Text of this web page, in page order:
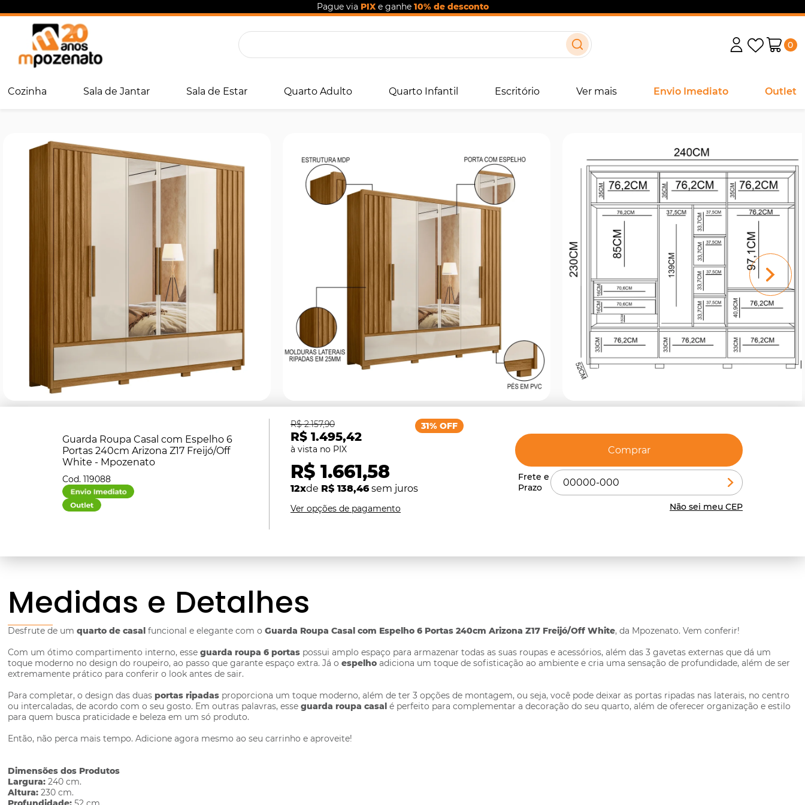
Pague via PIXe ganhe 10% de desconto
0
Cozinha Sala de Jantar Sala de Estar Quarto Adulto Quarto Infantil Escritório Ver mais Envio Imediato Outlet
Guarda Roupa Casal com Espelho 6
Portas 240cm Arizona Z17 Freijó/Off
White - Mpozenato
119088
R$ 1.495,42
R$ 2.157,90
R$ 1.661,58
12xde R$ 138,46 sem juros
31% OFF
Ver opções de pagamento
Comprar
Não sei meu CEP
Medidas e Detalhes
Desfrute de umquarto de casal funcional e elegante com oGuarda Roupa Casal com Espelho 6 Portas 240cm Arizona Z17 Freijó/Off White, da Mpozenato. Vem conferir!
Com um ótimo compartimento interno, esseguarda roupa 6 portas possui amplo espaço para armazenar todas as suas roupas e acessórios, além das 3 gavetas externas que dá um
toque moderno no design do roupeiro, ao passo que garante espaço extra. Já oespelho adiciona um toque de sofisticação ao ambiente e cria uma sensação de profundidade, além de ser
extremamente prático para conferir o look antes de sair.
Para completar, o design das duasportas ripadas proporciona um toque moderno, além de ter 3 opções de montagem, ou seja, você pode deixar as portas ripadas nas laterais, no centro
ou intercaladas, de acordo com o seu gosto. Em outras palavras, esseguarda roupa casal é perfeito para complementar a decoração do seu quarto, além de oferecer organização e estilo
para quem busca praticidade e beleza em um só produto.
Então, não perca mais tempo. Adicione agora mesmo ao seu carrinho e aproveite!
Dimensões dos Produtos
Largura:240 cm.
Altura:230 cm.